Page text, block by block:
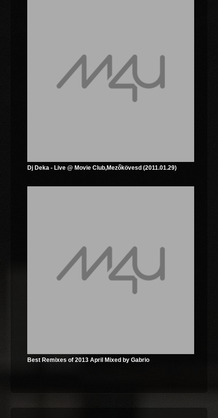
Dj Deka - Live @ Movie Club,Mezőkövesd (2011.01.29)
Best Remixes of 2013 April Mixed by Gabrio